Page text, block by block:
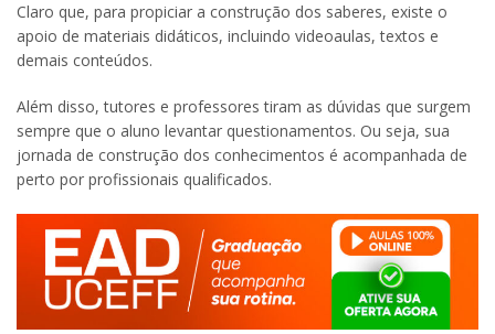
Claro que, para propiciar a construção dos saberes, existe o
apoio de materiais didáticos, incluindo videoaulas, textos e
demais conteúdos.
Além disso, tutores e professores tiram as dúvidas que surgem
sempre que o aluno levantar questionamentos. Ou seja, sua
jornada de construção dos conhecimentos é acompanhada de
perto por profissionais qualificados.